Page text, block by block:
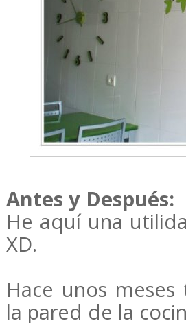
Antes y Después:
He aquí una
XD.
Hace unos
la pared de la